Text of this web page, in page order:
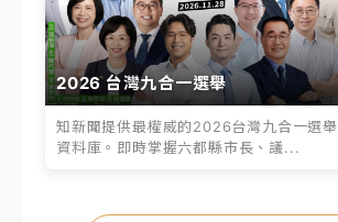
2026 台灣九合一選舉
知新聞提供最權威的2026台灣九合一選舉
資料庫。即時掌握六都縣市長、議...